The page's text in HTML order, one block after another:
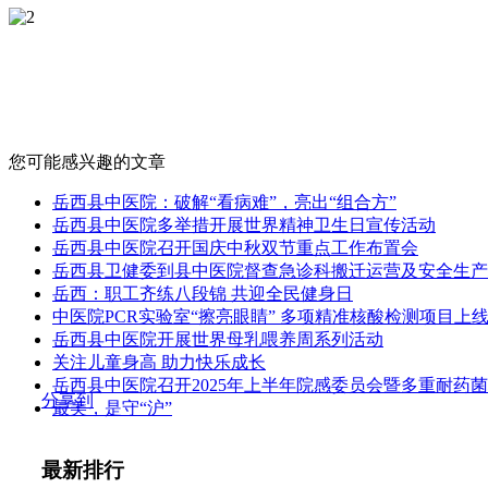
您可能感兴趣的文章
岳西县中医院：破解“看病难”，亮出“组合方”
岳西县中医院多举措开展世界精神卫生日宣传活动
岳西县中医院召开国庆中秋双节重点工作布置会
岳西县卫健委到县中医院督查急诊科搬迁运营及安全生
岳西：职工齐练八段锦 共迎全民健身日
中医院PCR实验室“擦亮眼睛” 多项精准核酸检测项目上线
岳西县中医院开展世界母乳喂养周系列活动
关注儿童身高 助力快乐成长
岳西县中医院召开2025年上半年院感委员会暨多重耐药
最美，是守“沪”
分享到
最新排行